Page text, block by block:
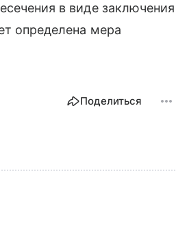
в виде заключения
определена мера
Поделиться